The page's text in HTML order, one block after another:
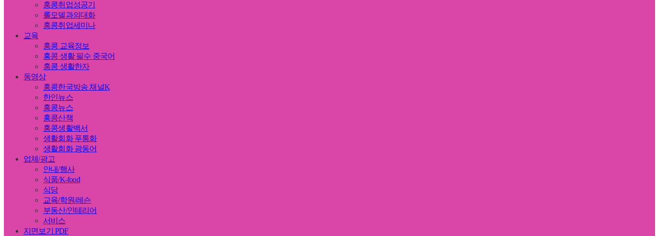
홍콩취업성공기
롤모델과의대화
홍콩취업세미나
교육
홍콩 교육정보
홍콩 생활 필수 중국어
홍콩 생활한자
동영상
홍콩한국방송 채널K
한인뉴스
홍콩뉴스
홍콩산책
홍콩생활백서
생활회화 푸통화
생활회화 광동어
업체/광고
안내/행사
식품/K-food
식당
교육/학원/레슨
부동산/인테리어
서비스
지면보기 PDF